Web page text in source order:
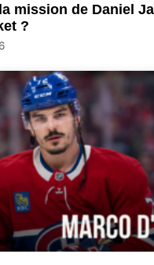
mission de Daniel
?